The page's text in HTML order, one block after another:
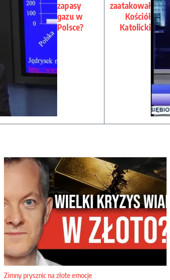
zapasy
gazu w
Polsce?
zaatakował
Kościół
Katolicki
Zimny prysznic na złote emocje